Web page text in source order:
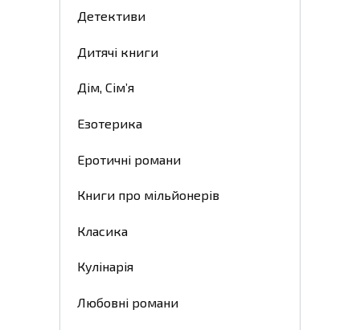
Детективи
Дитячі книги
Дім, Сім’я
Езотерика
Еротичні романи
Книги про мільйонерів
Класика
Кулінарія
Любовні романи